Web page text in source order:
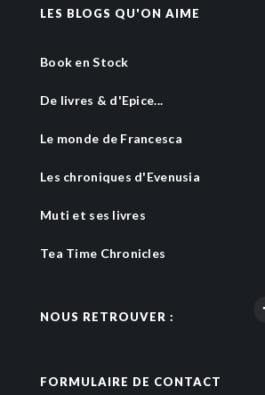
LES BLOGS QU'ON AIME
Book en Stock
De livres & d'Epice...
Le monde de Francesca
Les chroniques d'Evenusia
Muti et ses livres
Tea Time Chronicles
NOUS RETROUVER :
FORMULAIRE DE CONTACT